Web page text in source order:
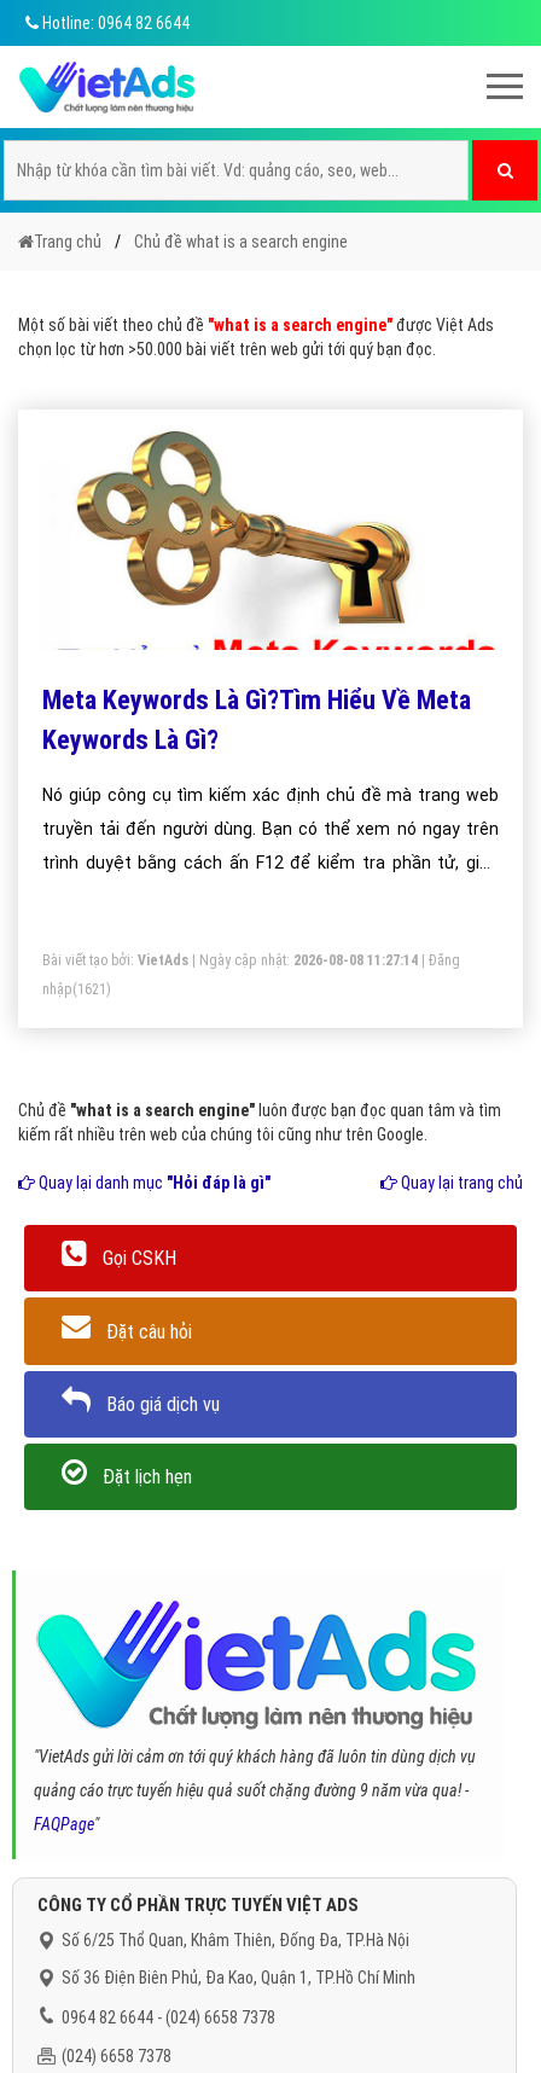
Hotline: 0964 82 6644
Trang chủ Chủ đề what is a search engine
Một số bài viết theo chủ đề "what is a search engine"được Việt Ads
chọn lọc từ hơn >50.000 bài viết trên web gửi tới quý bạn đọc.
Meta Keywords Là Gì?Tìm Hiểu Về Meta
Keywords Là Gì?
Nó giúp công cụ tìm kiếm xác định chủ đề mà trang web
truyền tải đến người dùng. Bạn có thể xem nó ngay trên
trình duyệt bằng cách ấn F12 để kiểm tra phần tử, giao
Bài viết tạo bởi: VietAds | Ngày cập nhật: 2026-08-08 11:27:14
Đăng
nhập(1621)
Chủ đề "what is a search engine" luôn được bạn đọc quan tâm và tìm
kiếm rất nhiều trên web của chúng tôi cũng như trên Google.
Quay lại danh mục "Hỏi đáp là gì" Quay lại trang chủ
Gọi CSKH
Đặt câu hỏi
Báo giá dịch vụ
Đặt lịch hẹn
"VietAds gửi lời cảm ơn tới quý khách hàng đã luôn tin dùng dịch vụ
quảng cáo trực tuyến hiệu quả suốt chặng đường 9 năm vừa qua! -
FAQPage"
CÔNG TY CỔ PHẦN TRỰC TUYẾN VIỆT ADS
Số 6/25 Thổ Quan, Khâm Thiên, Đống Đa, TP.Hà Nội
Số 36 Điện Biên Phủ, Đa Kao, Quận 1, TP.Hồ Chí Minh
0964 82 6644 - (024) 6658 7378
(024) 6658 7378